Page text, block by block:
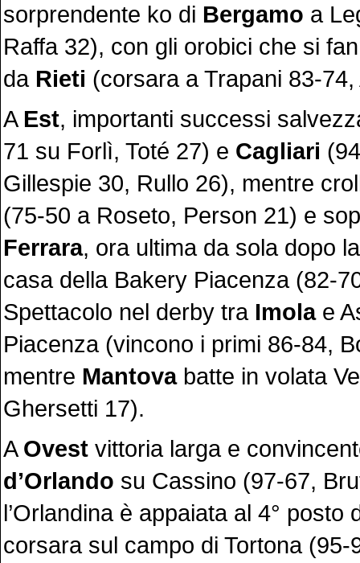
sorprendente ko di Bergamo a
Raffa 32), con gli orobici che si
da Rieti (corsara a Trapani 83-
A Est, importanti successi
71 su Forlì, Toté 27) e Cagliari
Gillespie 30, Rullo 26), mentre
(75-50 a Roseto, Person 21) e
Ferrara, ora ultima da sola dopo
casa della Bakery Piacenza (82-
Spettacolo nel derby tra Imolae
Piacenza (vincono i primi 86-84,
mentre Mantovabatte in volata
Ghersetti 17).
A Ovest vittoria larga e
d’Orlando su Cassino (97-67,
l’Orlandina è appaiata al 4° posto
corsara sul campo di Tortona (95-